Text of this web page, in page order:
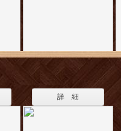
詳 細